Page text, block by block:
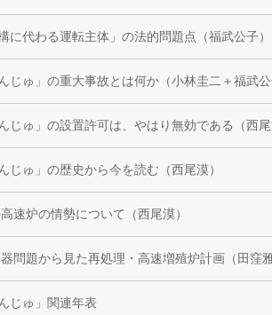
構に代わる運転主体」の法的問題点（福武公子）
んじゅ」の重大事故とは何か（小林圭二＋福武
んじゅ」の設置許可は、やはり無効である（西
んじゅ」の歴史から今を読む（西尾漠）
速炉の情勢について（西尾漠）
問題から見た再処理・高速増殖炉計画（田窪
んじゅ」関連年表